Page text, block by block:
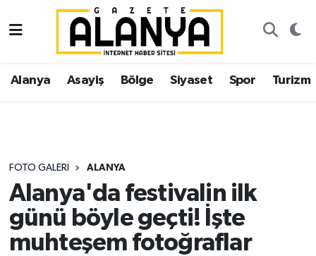
Alanya Asayiş Bölge Siyaset Spor Turizm
FOTO GALERI ALANYA
Alanya'da festivalin ilk
günü böyle geçti! İşte
muhteşem fotoğraflar
Alanya
Asayiş
Siyaset
Spor
Turizm
İstanbul Nöbetçi Eczaneler
İstanbul Hava Durumu
Süper Lig Puan Durumu ve Fikstür
Tüm Manşetler
Son Dakika Haberleri